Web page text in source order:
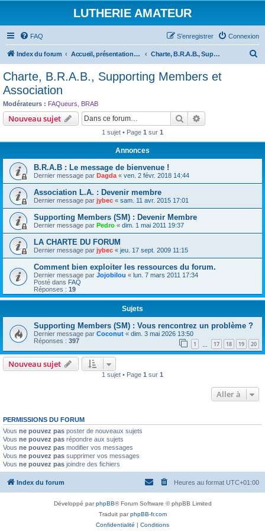
LUTHERIE AMATEUR
FAQ Connexion
S’enregistrer
Index du forum Accueil, présentations et informations Charte, B.R.A.B., Supporting Members et Association
Charte, B.R.A.B., Supporting Members et
Association
Modérateurs : FAQueurs BRAB
Nouveau sujet Rechercher
1 sujet • Page 1 sur 1
Annonces
B.R.A.B : Le message de bienvenue !
Dernier message par Dagda « ven. 2 févr. 2018 14:44
Association L.A. : Devenir membre
Dernier message par jybec « sam. 11 avr. 2015 17:01
Supporting Members (SM) : Devenir Membre
Dernier message par Pedro « dim. 1 mai 2011 19:37
LA CHARTE DU FORUM
Dernier message par jybec « jeu. 17 sept. 2009 11:15
Comment bien exploiter les ressources du forum.
Dernier message par Jojobilou « lun. 7 mars 2011 17:34
Posté dans FAQ
Réponses : 19
Sujets
Supporting Members (SM) : Vous rencontrez un problème ?
Dernier message par Coconut « dim. 3 mai 2026 13:50
Réponses : 397 1 17 18 19 20
Nouveau sujet
1 sujet • Page 1 sur 1
Aller à
PERMISSIONS DU FORUM
Vous ne pouvez pas poster de nouveaux sujets
Vous ne pouvez pas répondre aux sujets
Vous ne pouvez pas modifier vos messages
Vous ne pouvez pas supprimer vos messages
Vous ne pouvez pas joindre des fichiers
Index du forum Heures au format UTC+01:00
Développé parphpBB® Forum Software © phpBB Limited
Traduit parphpBB-fr.com
Confidentialité | Conditions